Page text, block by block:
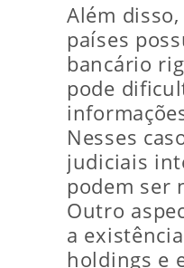
Além
países
bancário
pode
Nesses
judiciais
podem ser
Outro
a
holdings e